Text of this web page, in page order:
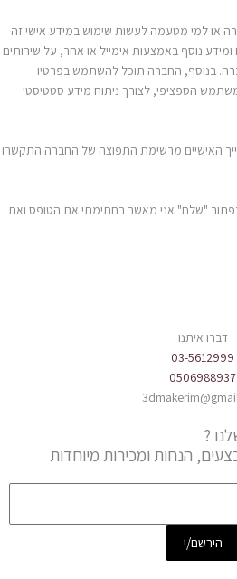
או למי מטעמה לעשות שימוש במידע אישי זה
נוסף באמצעות אימייל או אחר, על שירותים
בנוסף, החברה תוכל להשתמש בפרטיו
הספציפי, לצורך ניתוח מידע סטטיסטי
האישיים מרשימת התפוצה של החברה התקשרו
על כפתור "שלח" אני מאשר בחתימתי את הטופס ואת
דברו איתנו
03-5612999
0506988937
?
הנחות ומכירות מיוחדות
הירשם/י